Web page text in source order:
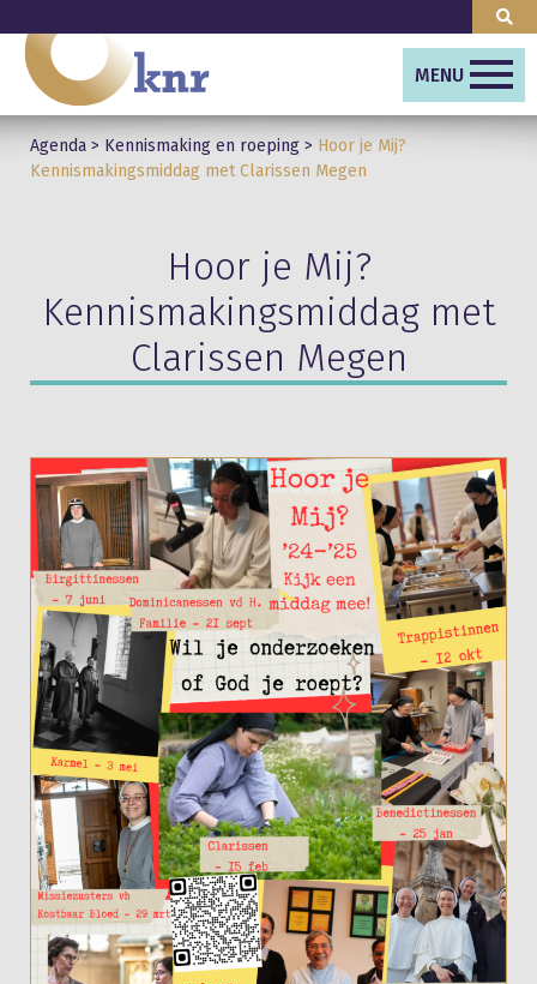
MENU
Agenda > Kennismaking en roeping > Hoor je Mij?
Kennismakingsmiddag met Clarissen Megen
Hoor je Mij?
Kennismakingsmiddag met
Clarissen Megen